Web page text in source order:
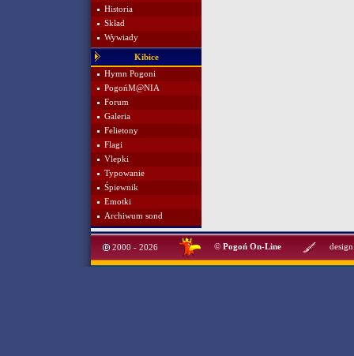
Historia
Skład
Wywiady
Kibice
Hymn Pogoni
PogońM@NIA
Forum
Galeria
Felietony
Flagi
Vlepki
Typowanie
Śpiewnik
Emotki
Archiwum sond
2000 - 2026 © Pogoń On-Line